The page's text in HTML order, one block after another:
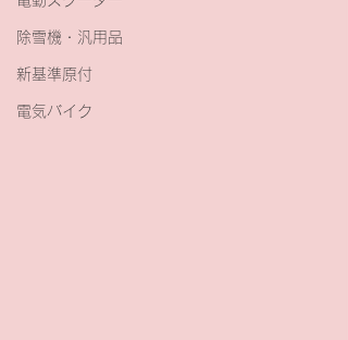
除雪機・汎用品
新基準原付
電気バイク